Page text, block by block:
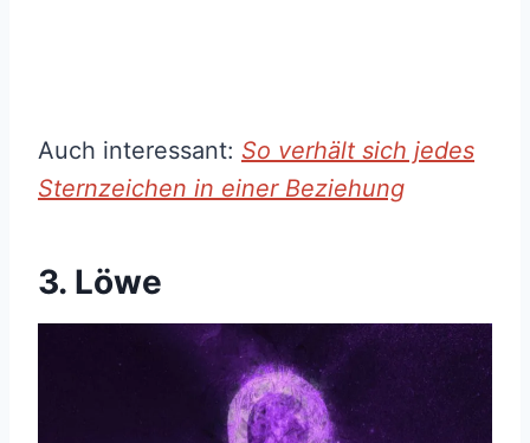
Auch interessant: So verhält sich jedes
Sternzeichen in einer Beziehung
3. Löwe